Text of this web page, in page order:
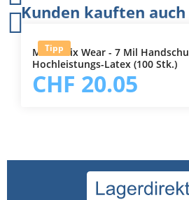
Produktgalerie überspringen
Kunden kauften auch
Tipp
Mechanix Wear - 7 Mil
Hochleistungs-Latex (100 Stk.)
CHF 20.05